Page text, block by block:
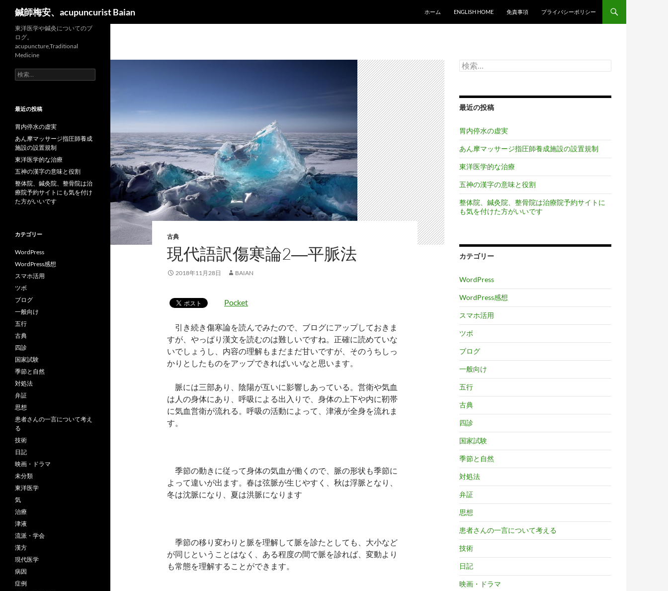
鍼師梅安、acupuncurist Baian
ホーム
ENGLISH HOME 免責事項 プライバシーポリシー
古典
現代語訳傷寒論2―平脈法
2018年11月28日 BAIAN
Pocket
引き続き傷寒論を読んでみたので、ブログにアップしておきま
すが、やっぱり漢文を読むのは難しいですね。正確に読めていな
いでしょうし、内容の理解もまだまだ甘いですが、そのうちしっ
かりとしたものをアップできればいいなと思います。
脈には三部あり、陰陽が互いに影響しあっている。営衛や気血
は人の身体にあり、呼吸による出入りで、身体の上下や内に靭帯
に気血営衛が流れる。呼吸の活動によって、津液が全身を流れま
す。
季節の動きに従って身体の気血が働くので、脈の形状も季節に
よって違いが出ます。春は弦脈が生じやすく、秋は浮脈となり、
冬は沈脈になり、夏は洪脈になります
季節の移り変わりと脈を理解して脈を診たとしても、大小など
が同じということはなく、ある程度の間で脈を診れば、変動より
も常態を理解することができます。
検
索:
最近の投稿
胃内停水の虚実
あん摩マッサージ指圧師養成施設の設置規制
東洋医学的な治療
五神の漢字の意味と役割
整体院、鍼灸院、整骨院は治療院予約サイトに
も気を付けた方がいいです
カテゴリー
WordPress
WordPress感想
スマホ活用
ツボ
ブログ
一般向け
五行
古典
四診
国家試験
季節と自然
対処法
弁証
思想
患者さんの一言について考える
技術
日記
映画・ドラマ
東洋医学や鍼灸についてのブ
ログ。
acupuncture,Traditional
Medicine
検
索:
最近の投稿
胃内停水の虚実
あん摩マッサージ指圧師養成
施設の設置規制
東洋医学的な治療
五神の漢字の意味と役割
整体院、鍼灸院、整骨院は治
療院予約サイトにも気を付け
た方がいいです
カテゴリー
WordPress
WordPress感想
スマホ活用
ツボ
ブログ
一般向け
五行
古典
四診
国家試験
季節と自然
対処法
弁証
思想
患者さんの一言について考え
る
技術
日記
映画・ドラマ
未分類
東洋医学
気
治療
津液
流派・学会
漢方
現代医学
病因
症例